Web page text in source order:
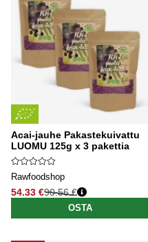
Acai-jauhe Pakastekuivattu
LUOMU 125g x 3 pakettia
Rawfoodshop
54.33 €
Normaali hinta
90.56 €
OSTA